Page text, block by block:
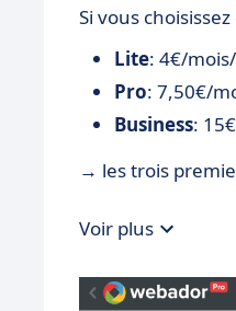
Si vous
Lite: 4€/
Pro: 7,50€/
Business:
→ les trois
Voir plus